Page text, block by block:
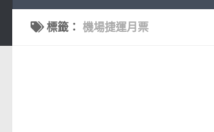
標籤： 機場捷運月票